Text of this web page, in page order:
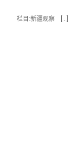
13 栏目:新疆观察 […]